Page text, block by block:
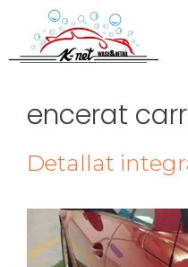
encerat
Detallat